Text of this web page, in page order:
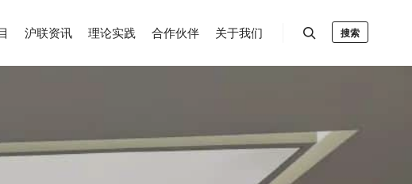
沪联资讯 理论实践 合作伙伴 关于我们 搜索